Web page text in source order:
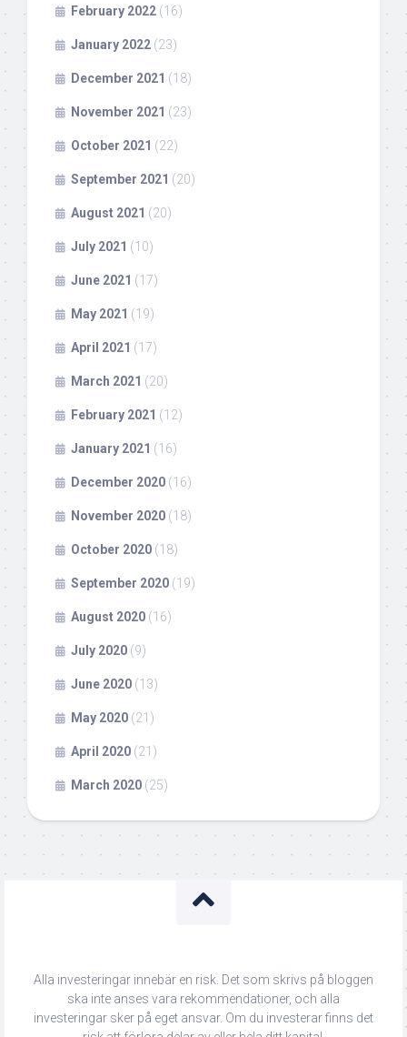
February 2022 (16)
January 2022 (23)
December 2021 (18)
November 2021 (23)
October 2021 (22)
September 2021 (20)
August 2021 (20)
July 2021 (10)
June 2021 (17)
May 2021 (19)
April 2021 (17)
March 2021 (20)
February 2021 (12)
January 2021 (16)
December 2020 (16)
November 2020 (18)
October 2020 (18)
September 2020 (19)
August 2020 (16)
July 2020 (9)
June 2020 (13)
May 2020 (21)
April 2020 (21)
March 2020 (25)
Alla investeringar innebär en risk. Det som skrivs på bloggen
ska inte anses vara rekommendationer, och alla
investeringar sker på eget ansvar. Om du investerar finns det